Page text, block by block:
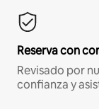
Reserva con
Revisado por
confianza y